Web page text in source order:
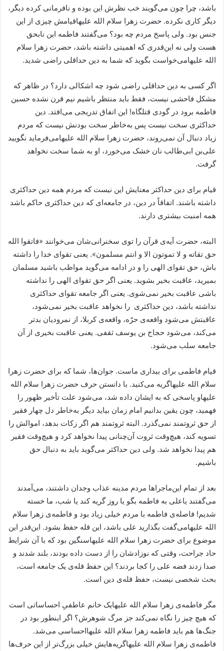
باشد، چرا چون می‌گویند خب نظرش این بوده و نافرمانی کرده دیگر،
دیگر کاری نکرده. حضرت زهرا سلام الله علیهاقیامش چیزی از این
جنس بود. ولی پاسخ مردم چه بود؟ می‌گفتند فاطمه این نابحق
هست ولی نه این‌قدری که اهمیتی داشته باشد، حضرت زهرا سلام
الله علیهامی‌خواست بگوید که شما به دین حداقلی راضی شدید.
اگر کسی به دین حداقلی راضی شود چه اشکالی دارد؟ در ظاهر که
مشکل فاحشی نیست، فقط باید منتظر باشیم نیم قرن نشده حسین
فاطمه برود در گودی قتلگاه! این اتفاق تدریجی می‌افتد. دین
حداکثری سخت نیست پس به‌‌خاطر سخت بودنش نیست که مردم
زیاد دنبال آن نمی‌روند، حضرت زهرا سلام الله علیهامی‌فرماید نگویید
علی‌بن ابی‌طالب نان خشک می‌خورد، او به شما سخت نخواهد
گرفت.
قیام برای دین حداکثر معنایش این نیست که مردم همه دین حداکثری
داشته باشند. اتفاقاً در دین، در جامعه‌ای که دین حداکثری حاکم باشد
همه امنیت بیشتری دارند.
البته، حضرت آیه‌ی قرآن را توی سخنرانی‌شان می‌خوانند «فاتقوا الله
حق تقاته و لا تموتون الا و انتم مسلمون». یعنی تقوای خدا را داشته
باش، حق تقوای الهی را و در ادامه می‌گوید مواظب باشید مسلمان
بمیرید، عاقبت‌ بخیر بشوید. یعنی اگر حق تقوای الهی را نداشته
باشی عاقبت بخیر نمی‌شوی. یعنی اگر جامعه تقوای حداکثری
نداشته باشد، دین حداکثری را نخواهد عاقبت بخیر نمی‌شود،
عاقبتش می‌شود واقعه‌ی حرّه، واقعه‌ی کربلا، از نمرودیان بدتر
می‌کند، می‌شود حجاج بن یوسف ثقفی. یعنی عاقبت‌ بخیری از آن
جامعه سلب می‌شود.
قیام فاطمی برای بیداری ماست. جوان‌‌ها، شما که برای حضرت زهرا
سلام الله علیهاگریه می‌کنید. با دانستن حرف حضرت زهرا سلام الله
علیهاو پاسخی که به ایشان داده شد، می‌شود علت تأخیر ظهور را
فهمید، چون یقین بدانیم امام زمان بیاید دیگر به‌خاطر دل چهار فقیر
از حق ثروتمند نمی‌گذرد. البته ثروتمند هم اگر زکات بدهد، اموالش را
تسویه کند، هیچ‌وقت ثروت آن‌چنانی پیدا نخواهد کرد و هیچ‌وقت فقیر
هم پیدا نخواهد شد. ولی دین حداکثر می‌گوید باید به دنبال حق
باشیم.
بعد از تمام این‌ماجراها مردم مدینه عذاب وجدان داشتند، می‌آمدند
می‌گفتند یاعلی به فاطمه بگو یا روز گریه کند یا شب، ما خسته
شدیم! فاصله‌ی فاطمه با مردم خیلی زیاد بود و فاطمه‌ی زهرا سلام
الله علیهامی‌گفت بگذارید علی باشد، این قله حفظ بشود. این‌قدر این
موضوع برای حضرت زهرا سلام الله علیهاسنگین بود که با آن شرایط
حاد جراحت، وقتی که نوزادشان را از دست داده بودند، بلند شدند و
صدا زدند فضه علی را کجا بردند؟ این حفظ قله‌ی یک جامعه‌ است،
بحث شخصی نیست، حفظ قله‌‌ی دین است.
مگر فاطمه‌ی زهرا سلام الله علیهایک خانم عاطفیِ احساساتی است
که هیچ چیز را نگاه نمی‌کند جز مرگ شوهرش؟ اگر اینطور بود در
جنگ‌ها هم باید فاطمه زهرا سلام الله علیهااحساسی می‌شد.
فاطمه‌ی زهرا سلام الله علیهاگریه‌‌هایش خیلی بزرگ‌تر از این حرف‌‌ها